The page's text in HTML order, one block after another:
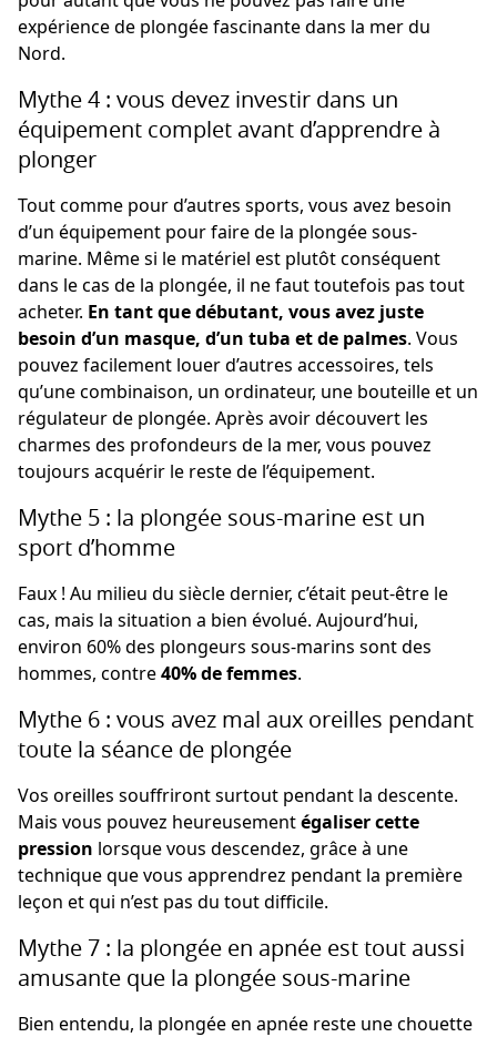
expérience de plongée fascinante dans la mer du
Nord.
Mythe 4 : vous devez investir dans un
équipement complet avant d’apprendre à
plonger
Tout comme pour d’autres sports, vous avez besoin
d’un équipement pour faire de la plongée sous-
marine. Même si le matériel est plutôt conséquent
dans le cas de la plongée, il ne faut toutefois pas tout
acheter. En tant que débutant, vous avez juste
besoin d’un masque, d’un tuba et de palmes. Vous
pouvez facilement louer d’autres accessoires, tels
qu’une combinaison, un ordinateur, une bouteille et un
régulateur de plongée. Après avoir découvert les
charmes des profondeurs de la mer, vous pouvez
toujours acquérir le reste de l’équipement.
Mythe 5 : la plongée sous-marine est un
sport d’homme
Faux ! Au milieu du siècle dernier, c’était peut-être le
cas, mais la situation a bien évolué. Aujourd’hui,
environ 60% des plongeurs sous-marins sont des
hommes, contre40% de femmes.
Mythe 6 : vous avez mal aux oreilles pendant
toute la séance de plongée
Vos oreilles souffriront surtout pendant la descente.
Mais vous pouvez heureusementégaliser cette
pression lorsque vous descendez, grâce à une
technique que vous apprendrez pendant la première
leçon et qui n’est pas du tout difficile.
Mythe 7 : la plongée en apnée est tout aussi
amusante que la plongée sous-marine
Bien entendu, la plongée en apnée reste une chouette